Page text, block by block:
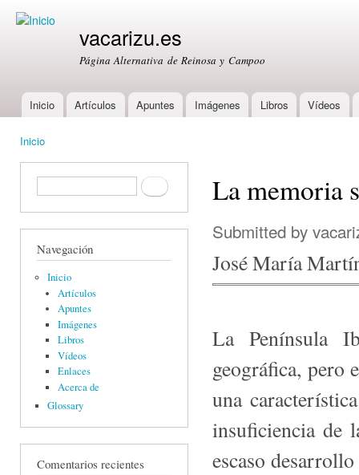
vacarizu.es
Página Alternativa de Reinosa y Campoo
Main menu
Inicio Artículos Apuntes Imágenes Libros Vídeos
Inicio
Formulario de búsquedaBuscar
Navegación
Inicio
Artículos
Apuntes
Imágenes
Libros
Vídeos
Enlaces
Acerca de
Glossary
Comentarios recientes
La memoria
Submitted by
José María
La Península
geográfica, pero
una
insuficiencia de
escaso